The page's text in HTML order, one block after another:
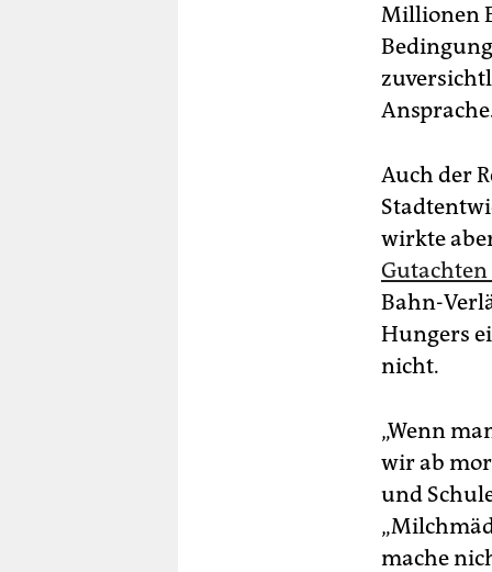
Millionen
Auch der
wirkte
Bahn-
Hungers
nicht.
„Wenn
wir ab
und
mache